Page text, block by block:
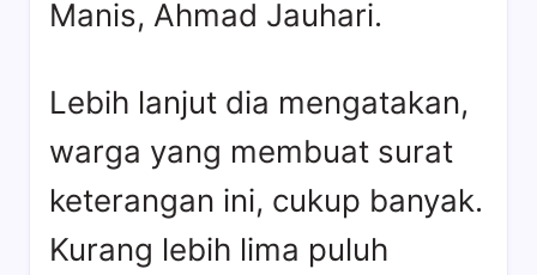
Manis, Ahmad Jauhari.
Lebih lanjut dia mengatakan,
warga yang membuat surat
keterangan ini, cukup banyak.
Kurang lebih lima puluh